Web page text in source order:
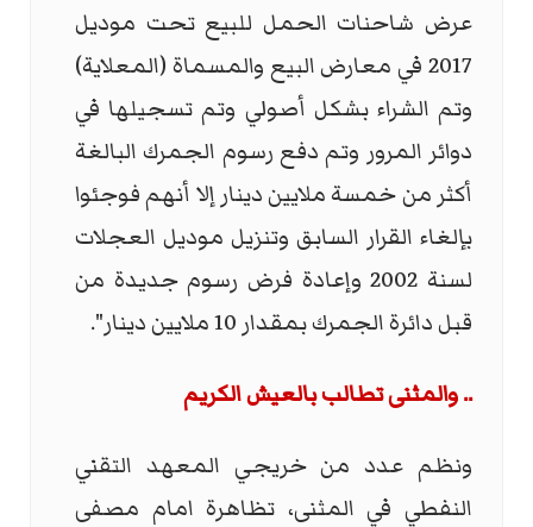
عرض شاحنات الحمل للبيع تحت موديل
2017 في معارض البيع والمسماة (المعلاية)
وتم الشراء بشكل أصولي وتم تسجيلها في
دوائر المرور وتم دفع رسوم الجمرك البالغة
أكثر من خمسة ملايين دينار إلا أنهم فوجئوا
بإلغاء القرار السابق وتنزيل موديل العجلات
لسنة 2002 وإعادة فرض رسوم جديدة من
قبل دائرة الجمرك بمقدار 10 ملايين دينار".
.. والمثنى تطالب بالعيش الكريم
ونظم عدد من خريجي المعهد التقني
النفطي في المثنى، تظاهرة امام مصفى